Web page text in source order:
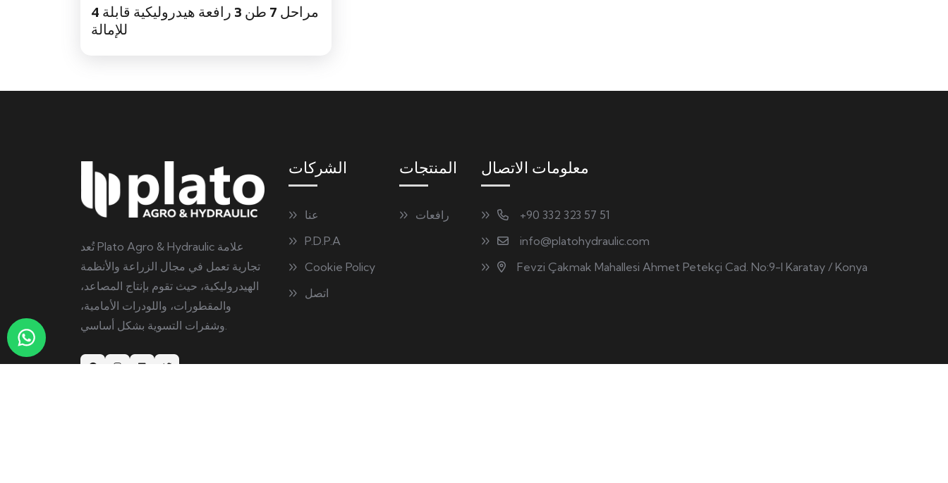
4 مراحل 7 طن 3 رافعة هيدروليكية قابلة
للإمالة
تُعد Plato Agro & Hydraulic علامة
تجارية تعمل في مجال الزراعة والأنظمة
الهيدروليكية، حيث تقوم بإنتاج المصاعد،
والمقطورات، واللودرات الأمامية،
الشركات
عنا
P.D.P.A
Cookie Policy
اتصل
المنتجات
رافعات
معلومات الاتصال
+90 332 323 57 51
info@platohydraulic.com
Fevzi Çakmak Mahallesi Ahmet Petekçi Cad. No:9-l Karatay / Konya